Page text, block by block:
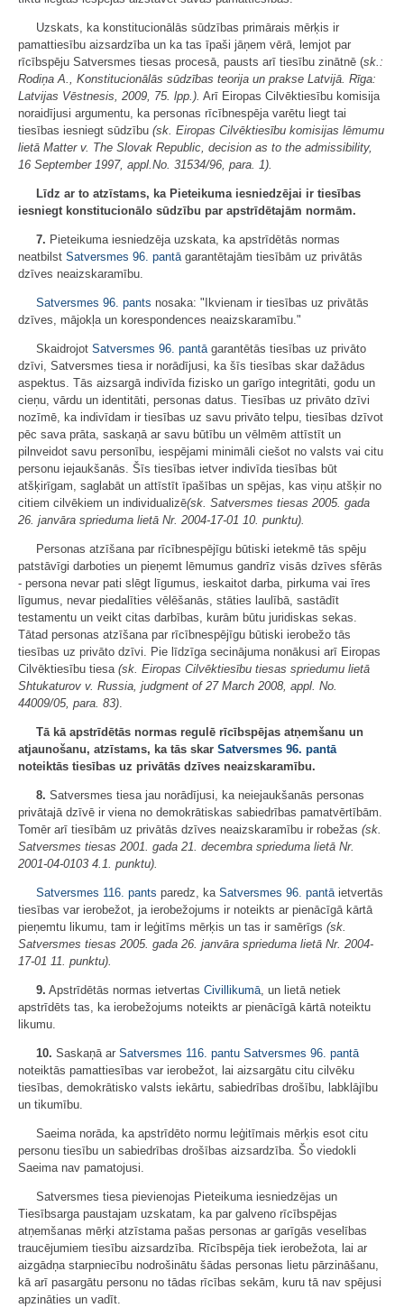
Uzskats, ka konstitucionālās sūdzības primārais mērķis ir
pamattiesību aizsardzība un ka tas īpaši jāņem vērā, lemjot par
rīcībspēju Satversmes tiesas procesā, pausts arī tiesību zinātnē (sk.:
Rodiņa A., Konstitucionālās sūdzības teorija un prakse Latvijā. Rīga:
Latvijas Vēstnesis, 2009, 75. lpp.). Arī Eiropas Cilvēktiesību komisija
noraidījusi argumentu, ka personas rīcībnespēja varētu liegt tai
tiesības iesniegt sūdzību (sk. Eiropas Cilvēktiesību komisijas lēmumu
lietā Matter v. The Slovak Republic, decision as to the admissibility,
16 September 1997, appl.No. 31534/96, para. 1).
Līdz ar to atzīstams, ka Pieteikuma iesniedzējai ir tiesības
iesniegt konstitucionālo sūdzību par apstrīdētajām normām.
7. Pieteikuma iesniedzēja uzskata, ka apstrīdētās normas
neatbilst Satversmes 96. pantā garantētajām tiesībām uz privātās
dzīves neaizskaramību.
Satversmes 96. pants nosaka: "Ikvienam ir tiesības uz privātās
dzīves, mājokļa un korespondences neaizskaramību."
Skaidrojot Satversmes 96. pantā garantētās tiesības uz privāto
dzīvi, Satversmes tiesa ir norādījusi, ka šīs tiesības skar dažādus
aspektus. Tās aizsargā indivīda fizisko un garīgo integritāti, godu un
cieņu, vārdu un identitāti, personas datus. Tiesības uz privāto dzīvi
nozīmē, ka indivīdam ir tiesības uz savu privāto telpu, tiesības dzīvot
pēc sava prāta, saskaņā ar savu būtību un vēlmēm attīstīt un
pilnveidot savu personību, iespējami minimāli ciešot no valsts vai citu
personu iejaukšanās. Šīs tiesības ietver indivīda tiesības būt
atšķirīgam, saglabāt un attīstīt īpašības un spējas, kas viņu atšķir no
citiem cilvēkiem un individualizē(sk. Satversmes tiesas 2005. gada
26. janvāra sprieduma lietā Nr. 2004-17-01 10 . punktu).
Personas atzīšana par rīcībnespējīgu būtiski ietekmē tās spēju
patstāvīgi darboties un pieņemt lēmumus gandrīz visās dzīves sfērās
- persona nevar pati slēgt līgumus, ieskaitot darba, pirkuma vai īres
līgumus, nevar piedalīties vēlēšanās, stāties laulībā, sastādīt
testamentu un veikt citas darbības, kurām būtu juridiskas sekas.
Tātad personas atzīšana par rīcībnespējīgu būtiski ierobežo tās
tiesības uz privāto dzīvi. Pie līdzīga secinājuma nonākusi arī Eiropas
Cilvēktiesību tiesa (sk. Eiropas Cilvēktiesību tiesas spriedumu lietā
Shtukaturov v. Russia, judgment of 27 March 2008, appl. No.
44009/05, para. 83)
Tā kā apstrīdētās normas regulē rīcībspējas atņemšanu un
atjaunošanu, atzīstams, ka tās skar Satversmes 96. pantā
noteiktās tiesības uz privātās dzīves neaizskaramību.
8. Satversmes tiesa jau norādījusi, ka neiejaukšanās personas
privātajā dzīvē ir viena no demokrātiskas sabiedrības pamatvērtībām.
Tomēr arī tiesībām uz privātās dzīves neaizskaramību ir robežas (sk.
Satversmes tiesas 2001. gada 21. decembra sprieduma lietā Nr.
2001-04-0103 4.1. punktu).
Satversmes 116. pants paredz, ka Satversmes 96. pantā ietvertās
tiesības var ierobežot, ja ierobežojums ir noteikts ar pienācīgā kārtā
pieņemtu likumu, tam ir leģitīms mērķis un tas ir samērīgs (sk.
Satversmes tiesas 2005. gada 26. janvāra sprieduma lietā Nr. 2004-
17-01 11. punktu).
9. Apstrīdētās normas ietvertas Civillikumā , un lietā netiek
apstrīdēts tas, ka ierobežojums noteikts ar pienācīgā kārtā noteiktu
likumu.
10. Saskaņā ar Satversmes 116. pantu Satversmes 96. pantā
noteiktās pamattiesības var ierobežot, lai aizsargātu citu cilvēku
tiesības, demokrātisko valsts iekārtu, sabiedrības drošību, labklājību
un tikumību.
Saeima norāda, ka apstrīdēto normu leģitīmais mērķis esot citu
personu tiesību un sabiedrības drošības aizsardzība. Šo viedokli
Saeima nav pamatojusi.
Satversmes tiesa pievienojas Pieteikuma iesniedzējas un
Tiesībsarga paustajam uzskatam, ka par galveno rīcībspējas
atņemšanas mērķi atzīstama pašas personas ar garīgās veselības
traucējumiem tiesību aizsardzība. Rīcībspēja tiek ierobežota, lai ar
aizgādņa starpniecību nodrošinātu šādas personas lietu pārzināšanu,
kā arī pasargātu personu no tādas rīcības sekām, kuru tā nav spējusi
apzināties un vadīt.